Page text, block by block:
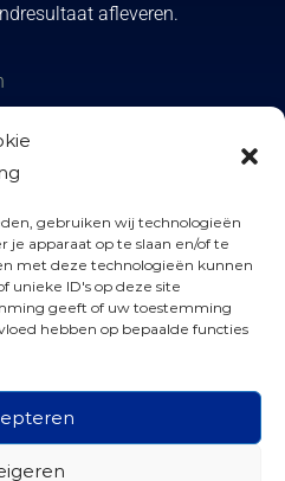
gebruiken wij technologieën
je apparaat op te slaan en/of te
met deze technologieën kunnen
unieke ID's op deze site
geeft of uw toestemming
hebben op bepaalde functies
afleveren.
factory.nl
Zwolle